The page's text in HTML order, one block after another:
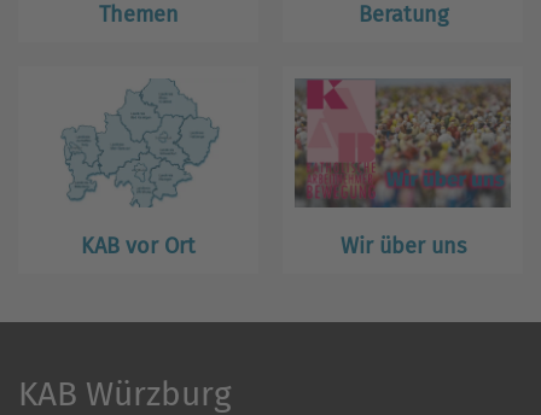
Themen Beratung
KAB vor Ort Wir über uns
KAB Würzburg